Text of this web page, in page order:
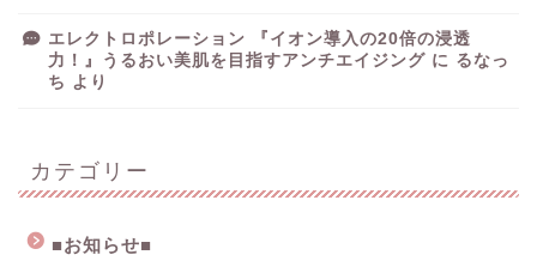
エレクトロポレーション 『イオン導入の20倍の浸透
力！』うるおい美肌を目指すアンチエイジング に るなっ
ち より
カテゴリー
■お知らせ■